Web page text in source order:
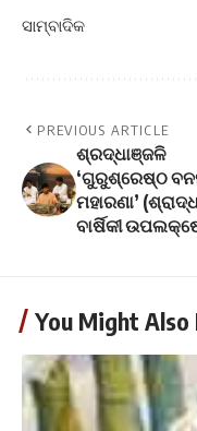
ସାମ୍ବାଦିକ
PREVIOUS ARTICLE
ଶ୍ରଦ୍ଧାଞ୍ଜଳି
‘ଗୁରୁଶ୍ରେଷ୍ଠ
ମହାରଣା’
ବାର୍ଷିକୀ
You Might Also